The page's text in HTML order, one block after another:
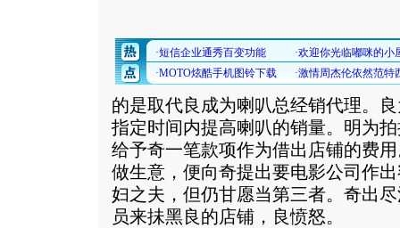
的是取代良成为喇叭总经销代理。
指定时间内提高喇叭的销量。明为
给予奇一笔款项作为借出店铺的费
做生意，便向奇提出要电影公司作
妇之夫，但仍甘愿当第三者。奇出
员来抺黑良的店铺，良愤怒。